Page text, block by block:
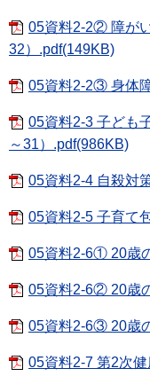
05資料2-2② 障が
32）.pdf(149KB)
05資料2-2③ 身体
05資料2-3 子ども
～31）.pdf(986KB)
05資料2-4 自殺対
05資料2-5 子育て
05資料2-6① 20歳
05資料2-6② 20歳
05資料2-6③ 20歳
05資料2-7 第2次